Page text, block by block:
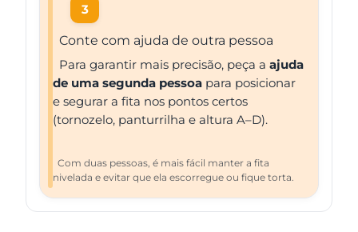
3
Conte com ajuda de outra pessoa
Para garantir mais precisão, peça a ajuda
de uma segunda pessoa para posicionar
e segurar a fita nos pontos certos
(tornozelo, panturrilha e altura A–D).
Com duas pessoas, é mais fácil manter a fita
nivelada e evitar que ela escorregue ou fique torta.